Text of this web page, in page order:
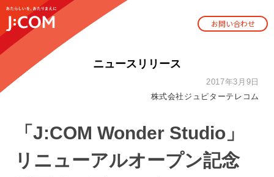
お問い合わせ
ニュースリリース
2017年3月9日
株式会社ジュピターテレコム
「J:COM Wonder Studio」
リニューアルオープン記念